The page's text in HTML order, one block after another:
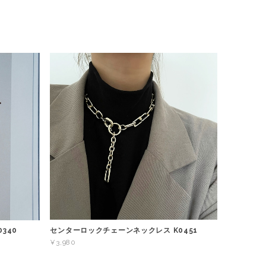
センターロックチェーンネックレス K0451
¥3,980